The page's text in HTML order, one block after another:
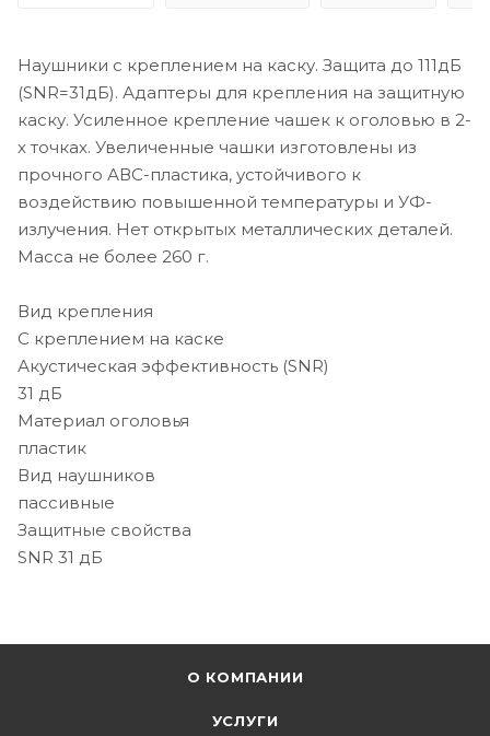
Наушники с креплением на каску. Защита до 111дБ
(SNR=31дБ). Адаптеры для крепления на защитную
каску. Усиленное крепление чашек к оголовью в 2-
х точках. Увеличенные чашки изготовлены из
прочного АВС-пластика, устойчивого к
воздействию повышенной температуры и УФ-
излучения. Нет открытых металлических деталей.
Масса не более 260 г.
Вид крепления
С креплением на каске
Акустическая эффективность (SNR)
31 дБ
Материал оголовья
пластик
Вид наушников
пассивные
Защитные свойства
SNR 31 дБ
О КОМПАНИИ
УСЛУГИ